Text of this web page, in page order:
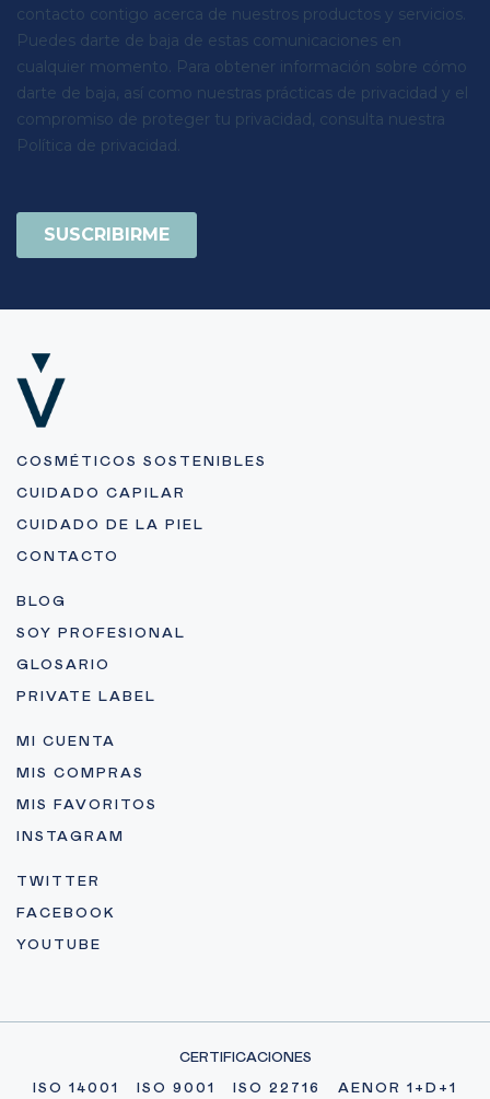
COSMÉTICOS SOSTENIBLES
CUIDADO CAPILAR
CUIDADO DE LA PIEL
CONTACTO
BLOG
SOY PROFESIONAL
GLOSARIO
PRIVATE LABEL
MI CUENTA
MIS COMPRAS
MIS FAVORITOS
INSTAGRAM
TWITTER
FACEBOOK
YOUTUBE
CERTIFICACIONES
ISO 14001 ISO 9001 ISO 22716 AENOR 1+D+1